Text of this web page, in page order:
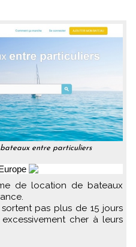
entre particuliers
de location de bateaux
pas plus de 15 jours
cher à leurs